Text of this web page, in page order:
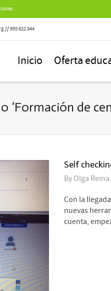
// 955 622 844
Inicio Oferta
‘Formación de
Self
By Olga Reina
Con la
nuevas
cuenta,